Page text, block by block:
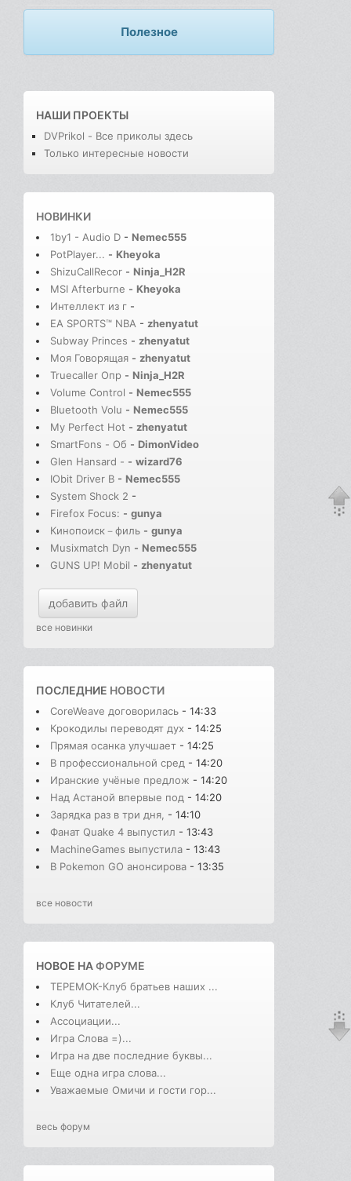
Полезное
НАШИ ПРОЕКТЫ
DVPrikol - Все приколы здесь
Только интересные новости
НОВИНКИ
1by1 - Audio D - Nemec555
PotPlayer... - Kheyoka
ShizuCallRecor - Ninja_H2R
MSI Afterburne - Kheyoka
Интеллект из г -
EA SPORTS™ NBA - zhenyatut
Subway Princes - zhenyatut
Моя Говорящая - zhenyatut
Truecaller Опр - Ninja_H2R
Volume Control - Nemec555
Bluetooth Volu - Nemec555
My Perfect Hot - zhenyatut
SmartFons - Об - DimonVideo
Glen Hansard - - wizard76
IObit Driver B - Nemec555
System Shock 2 -
Firefox Focus: - gunya
Кинопоиск－филь - gunya
Musixmatch Dyn - Nemec555
GUNS UP! Mobil - zhenyatut
добавить файл
все новинки
ПОСЛЕДНИЕ НОВОСТИ
CoreWeave договорилась - 14:33
Крокодилы переводят дух - 14:25
Прямая осанка улучшает - 14:25
В профессиональной сред - 14:20
Иранские учёные предлож - 14:20
Над Астаной впервые под - 14:20
Зарядка раз в три дня, - 14:10
Фанат Quake 4 выпустил - 13:43
MachineGames выпустила - 13:43
В Pokemon GO анонсирова - 13:35
все новости
НОВОЕ НАФОРУМЕ
ТЕРЕМОК-Клуб братьев наших ...
Клуб Читателей...
Ассоциации...
Игра Слова =)...
Игра на две последние буквы...
Еще одна игра слова...
Уважаемые Омичи и гости гор...
весь форум